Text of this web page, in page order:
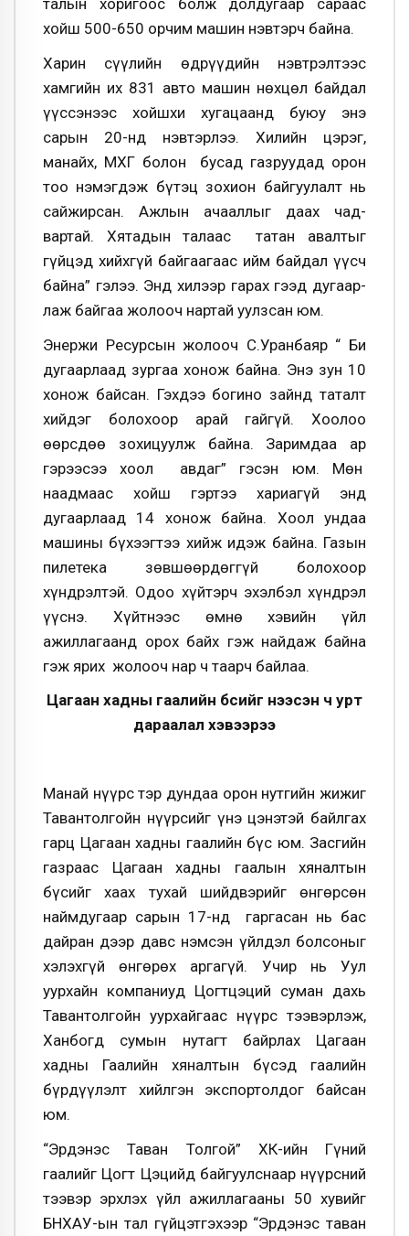
талын хоригоос болж долдугаар сараас
хойш 500-650 орчим машин нэвтэрч байна.
Харин сүүлийн өдрүүдийн нэвтрэлтээс
хамгийн их 831 авто ма­шин нөхцөл байдал
үүс­сэнээс хойшхи хуга­цаанд буюу энэ
сарын 20-нд нэвтэрлээ. Хилийн цэрэг,
манайх, МХГ болон бусад газруудад орон
тоо нэмэгдэж бүтэц зохион байгуулалт нь
сайжирсан. Ажлын ачааллыг даах чад­
вартай. Хятадын талаас татан авалтыг
гүйцэд хийхгүй байгаагаас ийм бай­дал үүсч
байна” гэлээ. Энд хилээр гарах гээд ду­гаар­
лаж байгаа жо­лооч нартай уулзсан юм.
Энержи Ресурсын жо­лооч С.Уранбаяр “ Би
дугаарлаад зургаа хонож байна. Энэ зун 10
хонож байсан. Гэхдээ богино зайнд таталт
хийдэг боло­хоор арай гайгүй. Хоолоо
өөрсдөө зохицуулж байна. Заримдаа ар
гэрээсээ хоол авдаг” гэсэн юм. Мөн
наадмаас хойш гэртээ хариагүй энд
дугаарлаад 14 хонож байна. Хоол ундаа
машины бүхээгтээ хийж идэж байна. Газын
пилетека зөв­шөөрдөггүй болохоор
хүндрэлтэй. Одоо хүйтэрч эхэлбэл хүндрэл
үүснэ. Хүйтнээс өмнө хэвийн үйл
ажиллагаанд орох байх гэж найдаж байна
гэж ярих жолооч нар ч таарч байлаа.
Цагаан хадны гаалийн бүсийг нээсэн ч урт
дараалал хэвээрээ
Манай нүүрс тэр дундаа орон нутгийн жи­­­­жиг
Тавантолгойн нүүрсийг үнэ цэнэтэй байл­­гах
гарц Цагаан хадны гаалийн бүс юм. Засгийн
газ­раас Цагаан ­хадны гаалын хяналтын
бүсийг хаах тухай шийдвэрийг өн­гөрсөн
наймдугаар сарын 17-нд гаргасан нь бас
дайран дээр давс нэмсэн үйлдэл болсоныг
хэлэхгүй өнгөрөх аргагүй. Учир нь Уул
уурхайн компаниуд Цогтцэций суман дахь
Тавантолгойн уурхайгаас нүүрс тээвэрлэж,
Ханбогд сумын нутагт байрлах Цагаан
хадны Гаалийн хяналтын бүсэд гаалийн
бүрдүүлэлт хийлгэн экспортолдог байсан
юм.
“Эрдэнэс Таван Толгой” ХК-ийн Гүний
гаалийг Цогт Цэцийд байгуулснаар нүүрсний
тээвэр эрхлэх үйл ажиллагааны 50 хувийг
БНХАУ-ын тал гүйцэтгэхээр “Эрдэнэс таван